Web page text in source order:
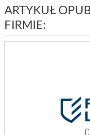
ARTYKUŁ
FIRMIE: